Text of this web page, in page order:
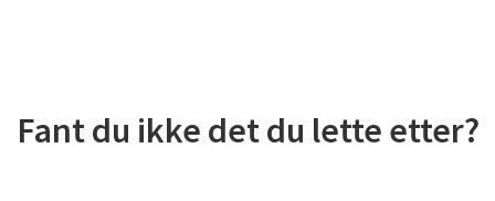
Fant du ikke det du lette etter?